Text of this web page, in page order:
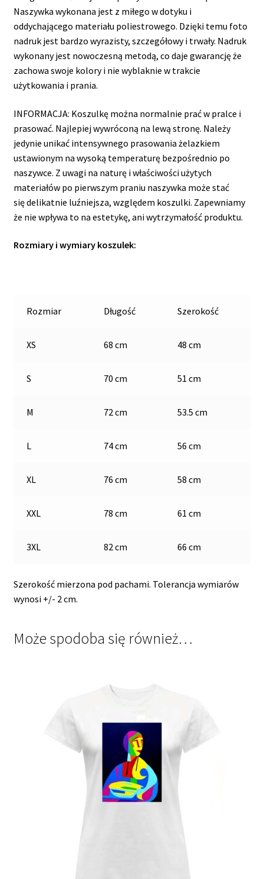
Naszywka wykonana jest z miłego w dotyku i
oddychającego materiału poliestrowego. Dzięki temu foto
nadruk jest bardzo wyrazisty, szczegółowy i trwały. Nadruk
wykonany jest nowoczesną metodą, co daje gwarancję że
zachowa swoje kolory i nie wyblaknie w trakcie
użytkowania i prania.
INFORMACJA: Koszulkę można normalnie prać w pralce i
prasować. Najlepiej wywróconą na lewą stronę. Należy
jedynie unikać intensywnego prasowania żelazkiem
ustawionym na wysoką temperaturę bezpośrednio po
naszywce. Z uwagi na naturę i właściwości użytych
materiałów po pierwszym praniu naszywka może stać
się delikatnie luźniejsza, względem koszulki. Zapewniamy
że nie wpływa to na estetykę, ani wytrzymałość produktu.
Rozmiary i wymiary koszulek:
Rozmiar Długość Szerokość
XS 68 cm 48 cm
S 70 cm 51 cm
M 72 cm 53.5 cm
L 74 cm 56 cm
XL 76 cm 58 cm
XXL 78 cm 61 cm
3XL 82 cm 66 cm
Szerokość mierzona pod pachami. Tolerancja wymiarów
wynosi +/- 2 cm.
Może spodoba się również…